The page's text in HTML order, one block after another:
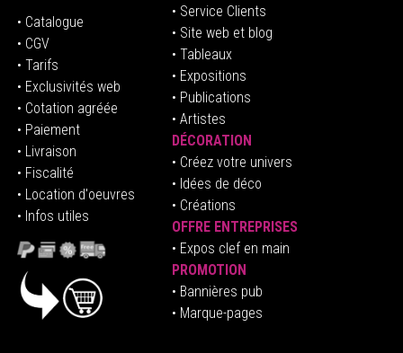
• Catalogue
• CGV
• Tarifs
• Exclusivités web
• Cotation agréée
• Paiement
• Livraison
• Fiscalité
• Location d'oeuvres
• Infos utiles
• Service Clients
• Site web et blog
• Tableaux
• Expositions
• Publications
• Artistes
DÉCORATION
• Créez votre univers
• Idées de déco
• Créations
OFFRE ENTREPRISES
• Expos clef en main
PROMOTION
• Bannières pub
• Marque-pages